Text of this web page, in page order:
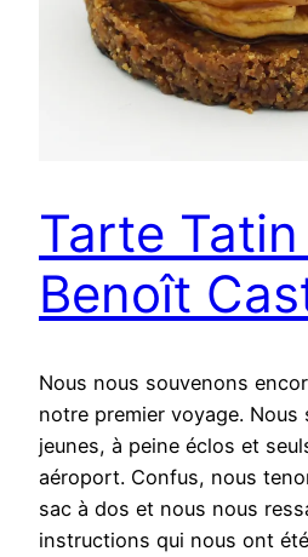
Tarte
Benoît
Nous nous souvenons
notre premier voyage.
jeunes, à peine éclos et
aéroport. Confus, nous
sac à dos et nous nous
instructions qui nous ont